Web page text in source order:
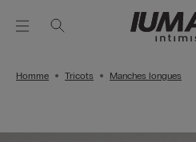
Homme Tricots Manches longues